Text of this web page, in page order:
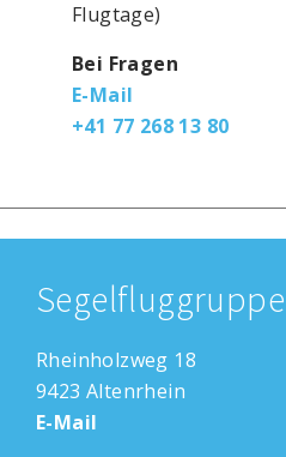
Flugtage)
Bei Fragen
E-Mail
+41 77 268 13 80
Rheinholzweg 18
9423 Altenrhein
E-Mail